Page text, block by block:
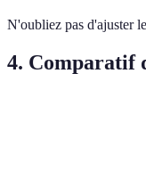
N'oubliez pas d'ajuster
4. Comparatif